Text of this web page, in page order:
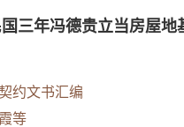
三年冯德贵立当房屋地
约文书汇编
等